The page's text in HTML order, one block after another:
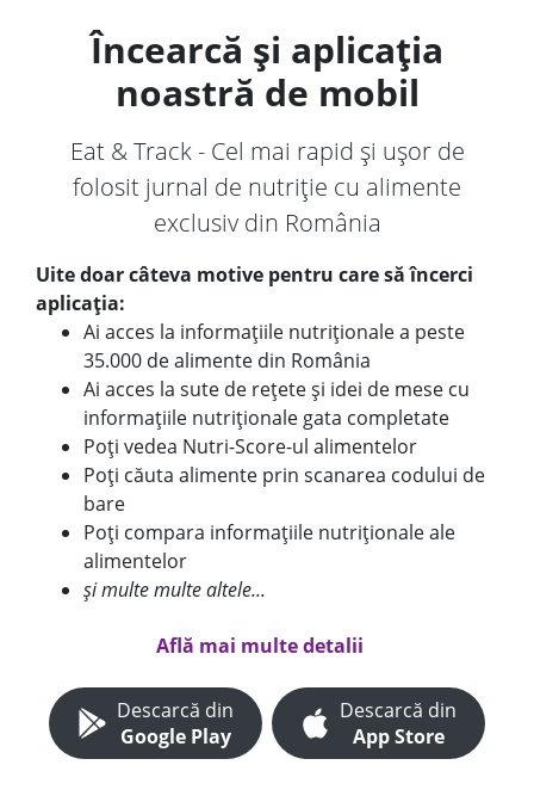
Încearcă și aplicația
noastră de mobil
Eat & Track - Cel mai rapid și ușor de
folosit jurnal de nutriție cu alimente
exclusiv din România
Uite doar câteva motive pentru care să încerci
aplicația:
Ai acces la informațiile nutriționale a peste
35.000 de alimente din România
Ai acces la sute de rețete și idei de mese cu
informațiile nutriționale gata completate
Poți vedea Nutri-Score-ul alimentelor
Poți căuta alimente prin scanarea codului de
bare
Poți compara informațiile nutriționale ale
alimentelor
și multe multe altele...
Află mai multe detalii
Descarcă din
Google Play
Descarcă din
App Store